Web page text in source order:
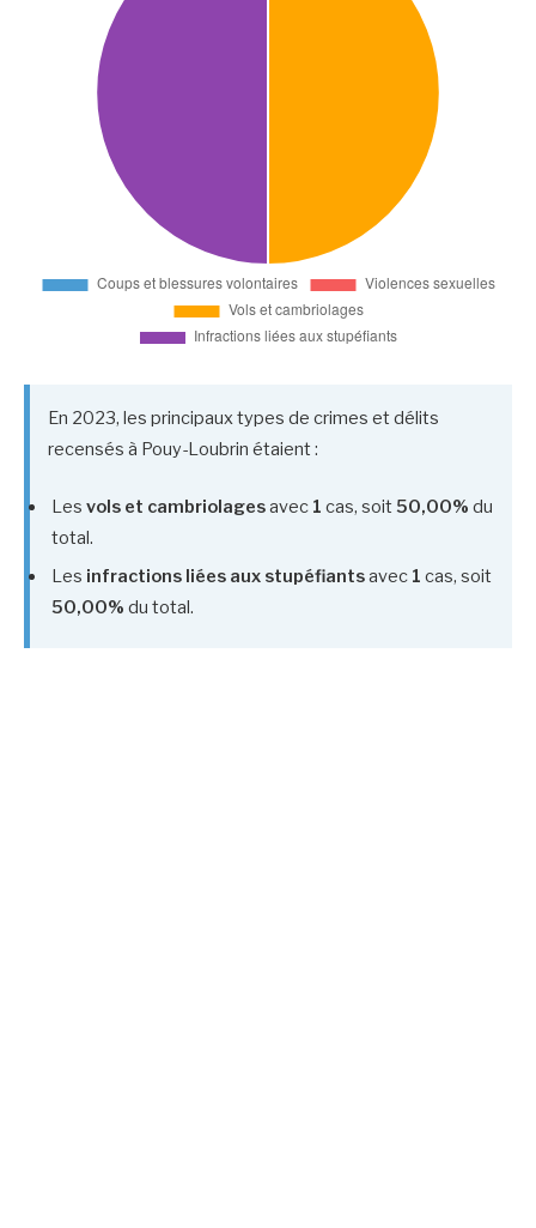
En 2023, les principaux types de crimes et délits
recensés à Pouy-Loubrin étaient :
Les vols et cambriolagesavec 1 cas, soit 50,00% du
total.
Les infractions liées aux stupéfiantsavec 1 cas, soit
50,00% du total.